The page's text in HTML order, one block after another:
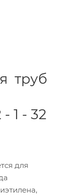
труб
1 - 32
для